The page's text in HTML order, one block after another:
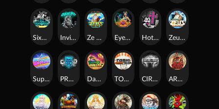
SixSixSix Invictus Ze Zeus Eye of Medusa Hot Ross Zeus Ze Zecond
Superstar Sevens PRAY FOR SIX Danny Dollar TOSHI WAYS CLUB CIRCLE OF LIFE ARMY OF ARES